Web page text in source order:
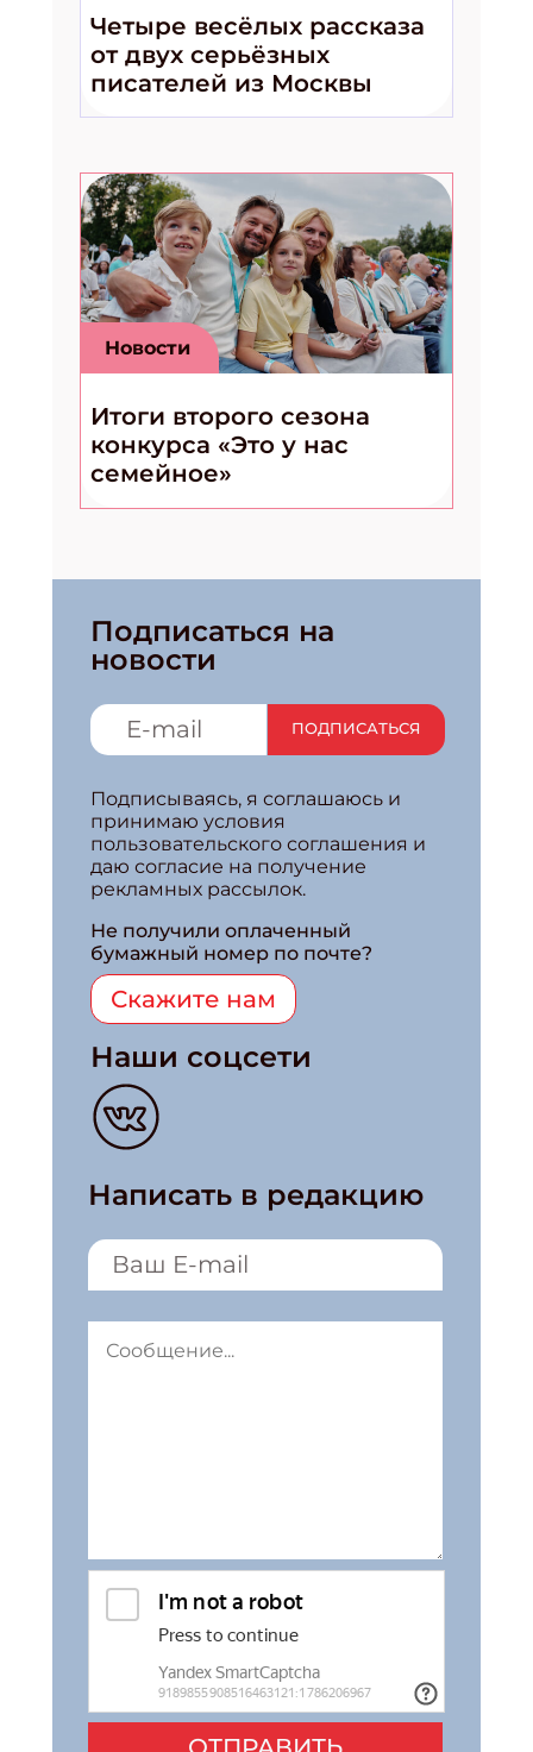
Четыре весёлых рассказа
от двух серьёзных
писателей из Москвы
Новости
Итоги второго сезона
конкурса «Это у нас
семейное»
Подписаться на
новости
ПОДПИСАТЬСЯ
Подписываясь, я соглашаюсь и
принимаю условия
пользовательского соглашения и
даю согласие на получение
рекламных рассылок.
Не получили оплаченный
бумажный номер по почте?
Скажите нам
Наши соцсети
Написать в редакцию